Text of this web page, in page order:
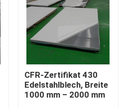
CFR-Zertifikat 430
Edelstahlblech, Breite
1000 mm – 2000 mm